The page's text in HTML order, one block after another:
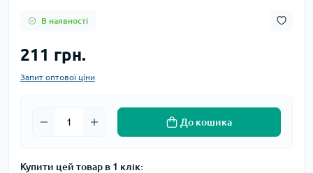
В наявності
211 грн.
Запит оптової ціни
До кошика
Купити цей товар в 1 клік: